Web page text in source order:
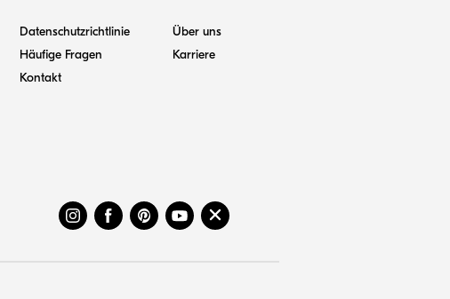
Datenschutzrichtlinie
Häufige Fragen
Kontakt
Über uns
Karriere